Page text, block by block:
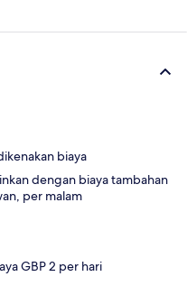
biaya
dengan biaya tambahan
per malam
GBP 2 per hari